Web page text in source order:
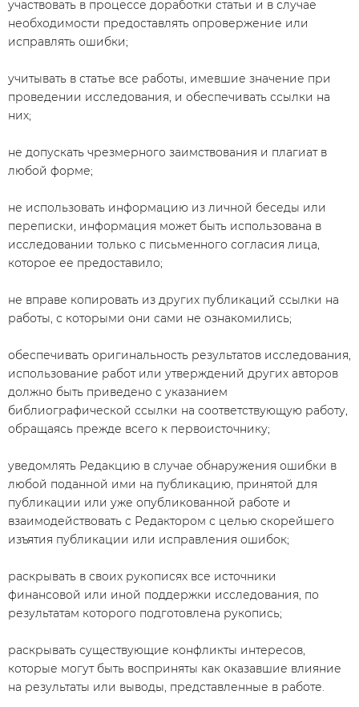
участвовать в процессе доработки статьи и в случае
необходимости предоставлять опровержение или
исправлять ошибки;
учитывать в статье все работы, имевшие значение при
проведении исследования, и обеспечивать ссылки на
них;
не допускать чрезмерного заимствования и плагиат в
любой форме;
не использовать информацию из личной беседы или
переписки, информация может быть использована в
исследовании только с письменного согласия лица,
которое ее предоставило;
не вправе копировать из других публикаций ссылки на
работы, с которыми они сами не ознакомились;
обеспечивать оригинальность результатов исследования,
использование работ или утверждений других авторов
должно быть приведено с указанием
библиографической ссылки на соответствующую работу,
обращаясь прежде всего к первоисточнику;
уведомлять Редакцию в случае обнаружения ошибки в
любой поданной ими на публикацию, принятой для
публикации или уже опубликованной работе и
взаимодействовать с Редактором с целью скорейшего
изъятия публикации или исправления ошибок;
раскрывать в своих рукописях все источники
финансовой или иной поддержки исследования, по
результатам которого подготовлена рукопись;
раскрывать существующие конфликты интересов,
которые могут быть восприняты как оказавшие влияние
на результаты или выводы, представленные в работе.